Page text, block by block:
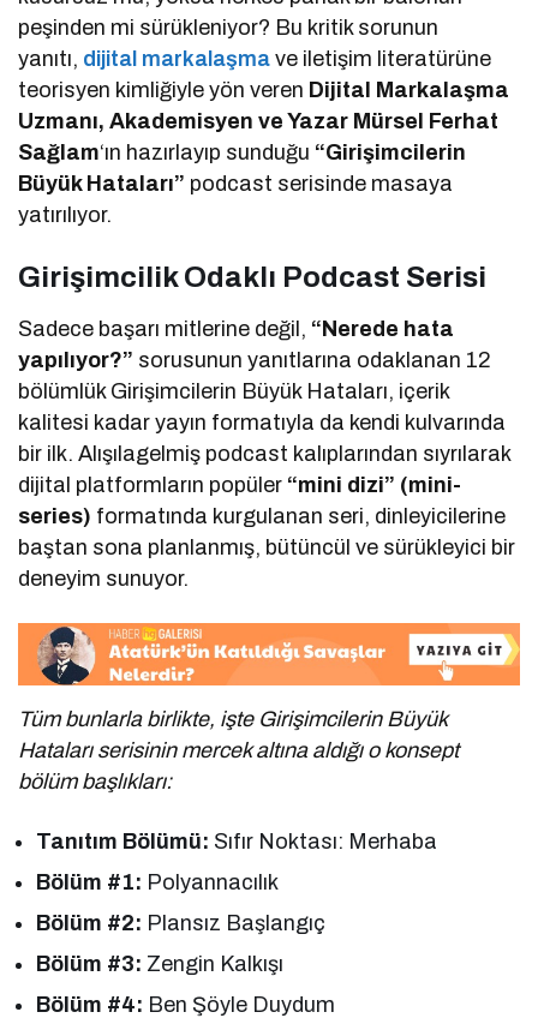
peşinden mi sürükleniyor? Bu kritik sorunun
yanıtı, dijital markalaşma ve iletişim literatürüne
teorisyen kimliğiyle yön veren Dijital Markalaşma
Uzmanı, Akademisyen ve Yazar Mürsel Ferhat
Sağlam‘ın hazırlayıp sunduğu “Girişimcilerin
Büyük Hataları” podcast serisinde masaya
yatırılıyor.
Girişimcilik Odaklı Podcast Serisi
Sadece başarı mitlerine değil, “Nerede hata
yapılıyor?” sorusunun yanıtlarına odaklanan 12
bölümlük Girişimcilerin Büyük Hataları, içerik
kalitesi kadar yayın formatıyla da kendi kulvarında
bir ilk. Alışılagelmiş podcast kalıplarından sıyrılarak
dijital platformların popüler “mini dizi” (mini-
series) formatında kurgulanan seri, dinleyicilerine
baştan sona planlanmış, bütüncül ve sürükleyici bir
deneyim sunuyor.
Tüm bunlarla birlikte, işte Girişimcilerin Büyük
Hataları serisinin mercek altına aldığı o konsept
bölüm başlıkları:
Tanıtım Bölümü: Sıfır Noktası: Merhaba
Bölüm #1: Polyannacılık
Bölüm #2: Plansız Başlangıç
Bölüm #3: Zengin Kalkışı
Bölüm #4: Ben Şöyle Duydum